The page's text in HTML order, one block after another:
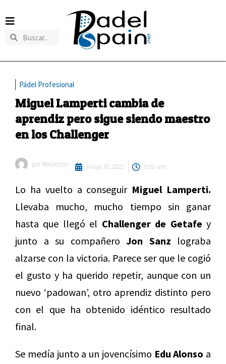
Pádel Profesional
Miguel Lamperti cambia de
aprendiz pero sigue siendo maestro
en los Challenger
por Redaccion mayo 30, 2022 9:00 am
Lo ha vuelto a conseguir Miguel Lamperti.
Llevaba mucho, mucho tiempo sin ganar
hasta que llegó el Challenger de Getafe y
junto a su compañero Jon Sanz lograba
alzarse con la victoria. Parece ser que le cogió
el gusto y ha querido repetir, aunque con un
nuevo ‘padowan’, otro aprendiz distinto pero
con el que ha obtenido idéntico resultado
final.
Se medía junto a un jovencísimo Edu Alonso a